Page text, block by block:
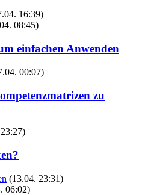
16:39)
08:45)
einfachen Anwenden
00:07)
zu
(13.04. 23:31)
06:02)